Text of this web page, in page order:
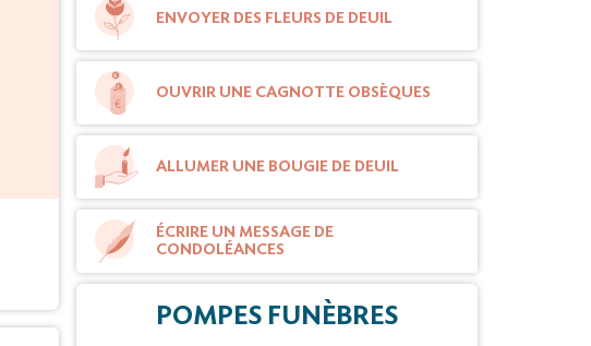
ENVOYER DES FLEURS DE DEUIL
OUVRIR UNE CAGNOTTE OBSÈQUES
ALLUMER UNE BOUGIE DE DEUIL
ÉCRIRE UN MESSAGE DE
CONDOLÉANCES
POMPES FUNÈBRES